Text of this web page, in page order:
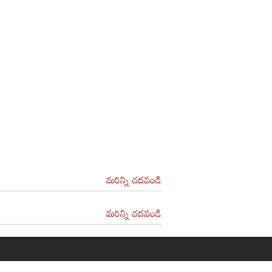
మరిన్ని చదవండి
మరిన్ని చదవండి